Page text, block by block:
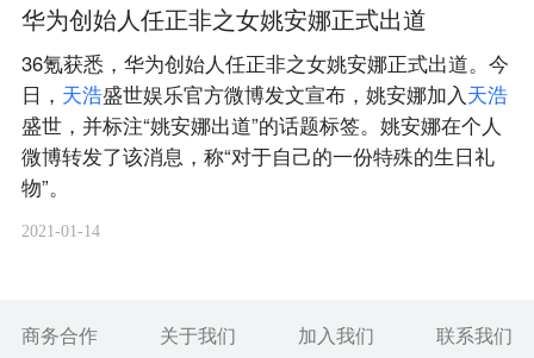
华为创始人任正非之女姚安娜正式出道
36氪获悉，华为创始人任正非之女姚安娜正式出道。今
日， 天浩盛世娱乐官方微博发文宣布，姚安娜加入 天浩
盛世，并标注“姚安娜出道”的话题标签。姚安娜在个人
微博转发了该消息，称“对于自己的一份特殊的生日礼
物”。
2021-01-14
商务合作 关于我们 加入我们
联系我们